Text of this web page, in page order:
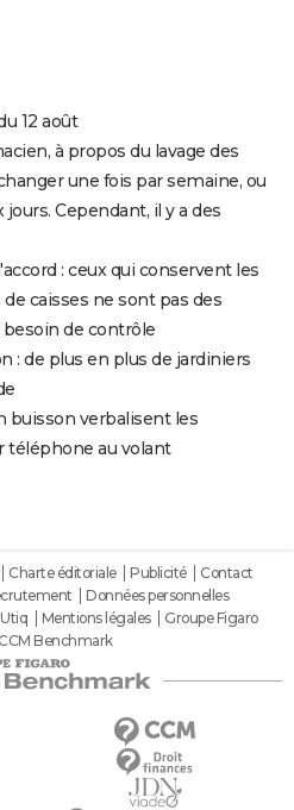
12 août
à propos du lavage des
une fois par semaine, ou
Cependant, il y a des
: ceux qui conservent les
caisses ne sont pas des
de contrôle
: de plus en plus de jardiniers
buisson verbalisent les
téléphone au volant
Charte éditoriale Publicité
Contact
Données personnelles
Mentions légales
Groupe Figaro
Benchmark